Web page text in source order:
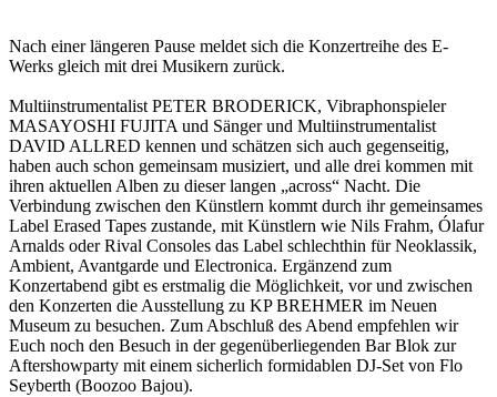
Nach einer längeren Pause meldet sich die Konzertreihe des E-
Werks gleich mit drei Musikern zurück.
Multiinstrumentalist PETER BRODERICK, Vibraphonspieler
MASAYOSHI FUJITA und Sänger und Multiinstrumentalist
DAVID ALLRED kennen und schätzen sich auch gegenseitig,
haben auch schon gemeinsam musiziert, und alle drei kommen mit
ihren aktuellen Alben zu dieser langen „across“ Nacht. Die
Verbindung zwischen den Künstlern kommt durch ihr gemeinsames
Label Erased Tapes zustande, mit Künstlern wie Nils Frahm, Ólafur
Arnalds oder Rival Consoles das Label schlechthin für Neoklassik,
Ambient, Avantgarde und Electronica. Ergänzend zum
Konzertabend gibt es erstmalig die Möglichkeit, vor und zwischen
den Konzerten die Ausstellung zu KP BREHMER im Neuen
Museum zu besuchen. Zum Abschluß des Abend empfehlen wir
Euch noch den Besuch in der gegenüberliegenden Bar Blok zur
Aftershowparty mit einem sicherlich formidablen DJ-Set von Flo
Seyberth (Boozoo Bajou).